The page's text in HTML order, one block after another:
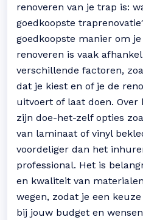
renoveren van je trap is:
goedkoopste
goedkoopste manier om
renoveren is vaak
verschillende factoren,
dat je kiest en of je de
uitvoert of laat doen. Over
zijn doe-het-zelf opties
van laminaat of vinyl
voordeliger dan het
professional. Het is
en kwaliteit van
wegen, zodat je een
bij jouw budget en